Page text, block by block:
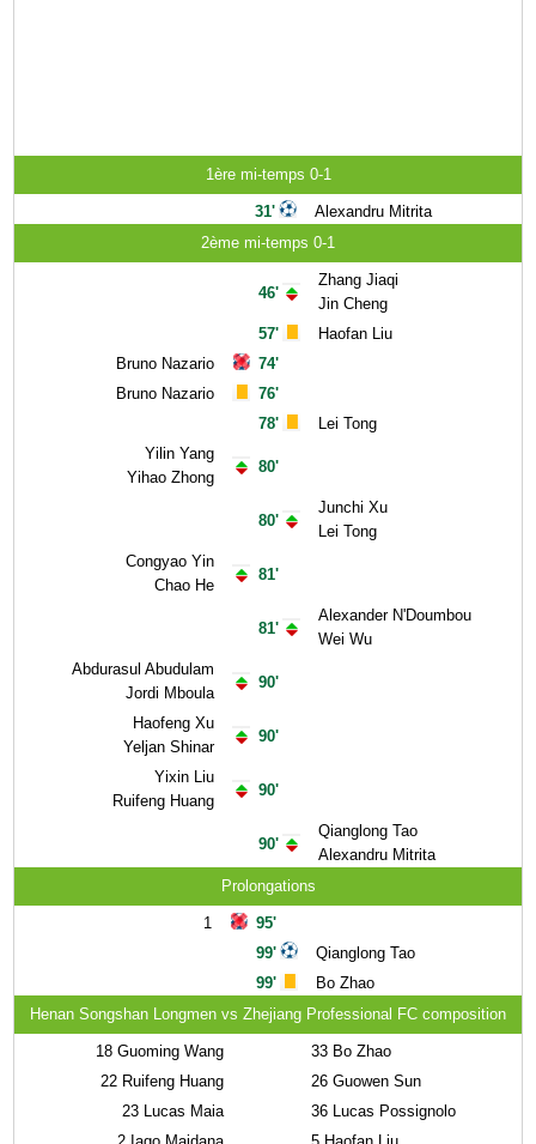
1ère mi-temps 0-1
31'
Alexandru Mitrita
2ème mi-temps 0-1
Bruno Nazario
Bruno Nazario
Yilin Yang
Yihao Zhong
Congyao Yin
Chao He
Abdurasul Abudulam
Jordi Mboula
Haofeng Xu
Yeljan Shinar
Yixin Liu
Ruifeng Huang
46'
57'
74'
76'
78'
80'
80'
81'
81'
90'
90'
90'
90'
Zhang Jiaqi
Jin Cheng
Haofan Liu
Lei Tong
Junchi Xu
Lei Tong
Alexander N'Doumbou
Wei Wu
Qianglong Tao
Alexandru Mitrita
Prolongations
1
95'
99'
99'
Qianglong Tao
Bo Zhao
Henan Songshan Longmen vs Zhejiang Professional FC composition
18 Guoming Wang
22 Ruifeng Huang
23 Lucas Maia
33 Bo Zhao
26 Guowen Sun
36 Lucas Possignolo